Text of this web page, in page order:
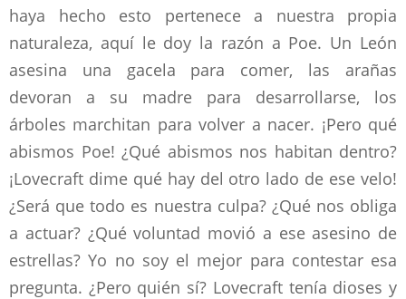
haya hecho esto pertenece a nuestra propia
naturaleza, aquí le doy la razón a Poe. Un León
asesina una gacela para comer, las arañas
devoran a su madre para desarrollarse, los
árboles marchitan para volver a nacer. ¡Pero qué
abismos Poe! ¿Qué abismos nos habitan dentro?
¡Lovecraft dime qué hay del otro lado de ese velo!
¿Será que todo es nuestra culpa? ¿Qué nos obliga
a actuar? ¿Qué voluntad movió a ese asesino de
estrellas? Yo no soy el mejor para contestar esa
pregunta. ¿Pero quién sí? Lovecraft tenía dioses y